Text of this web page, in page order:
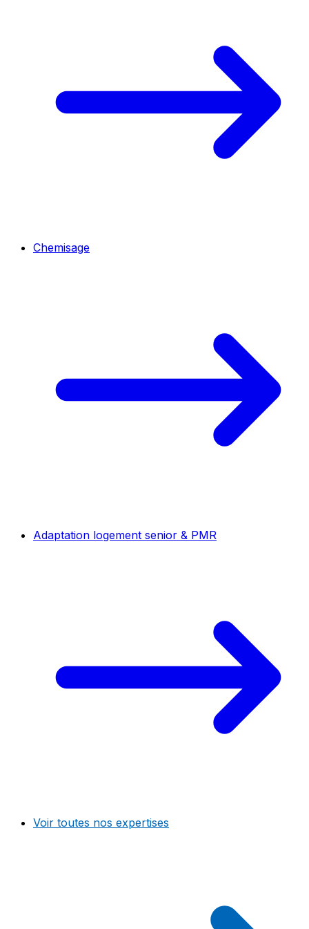
Chemisage
Adaptation logement senior & PMR
Voir toutes nos expertises